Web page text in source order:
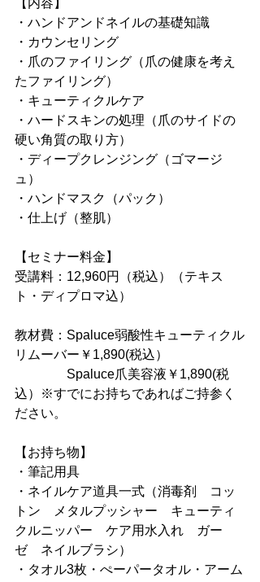
・ハンドアンドネイルの基礎知識
・カウンセリング
・爪のファイリング（爪の健康を考え
たファイリング）
・キューティクルケア
・ハードスキンの処理（爪のサイドの
硬い角質の取り方）
・ディープクレンジング（ゴマージ
ュ）
・ハンドマスク（パック）
・仕上げ（整肌）
【セミナー料金】
受講料：12,960円（税込）（テキス
ト・ディプロマ込）
教材費：Spaluce弱酸性キューティクル
リムーバー￥1,890(税込）
Spaluce爪美容液￥1,890(税
込）※すでにお持ちであればご持参く
ださい。
【お持ち物】
・筆記用具
・ネイルケア道具一式（消毒剤　コッ
トン　メタルプッシャー　キューティ
クルニッパー　ケア用水入れ　ガー
ゼ　ネイルブラシ）
・タオル3枚・ぺーパータオル・アーム